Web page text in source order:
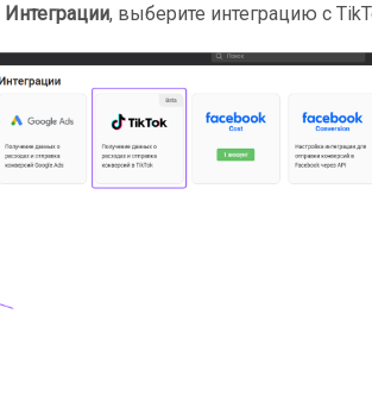
Интеграции, выберите интеграцию с